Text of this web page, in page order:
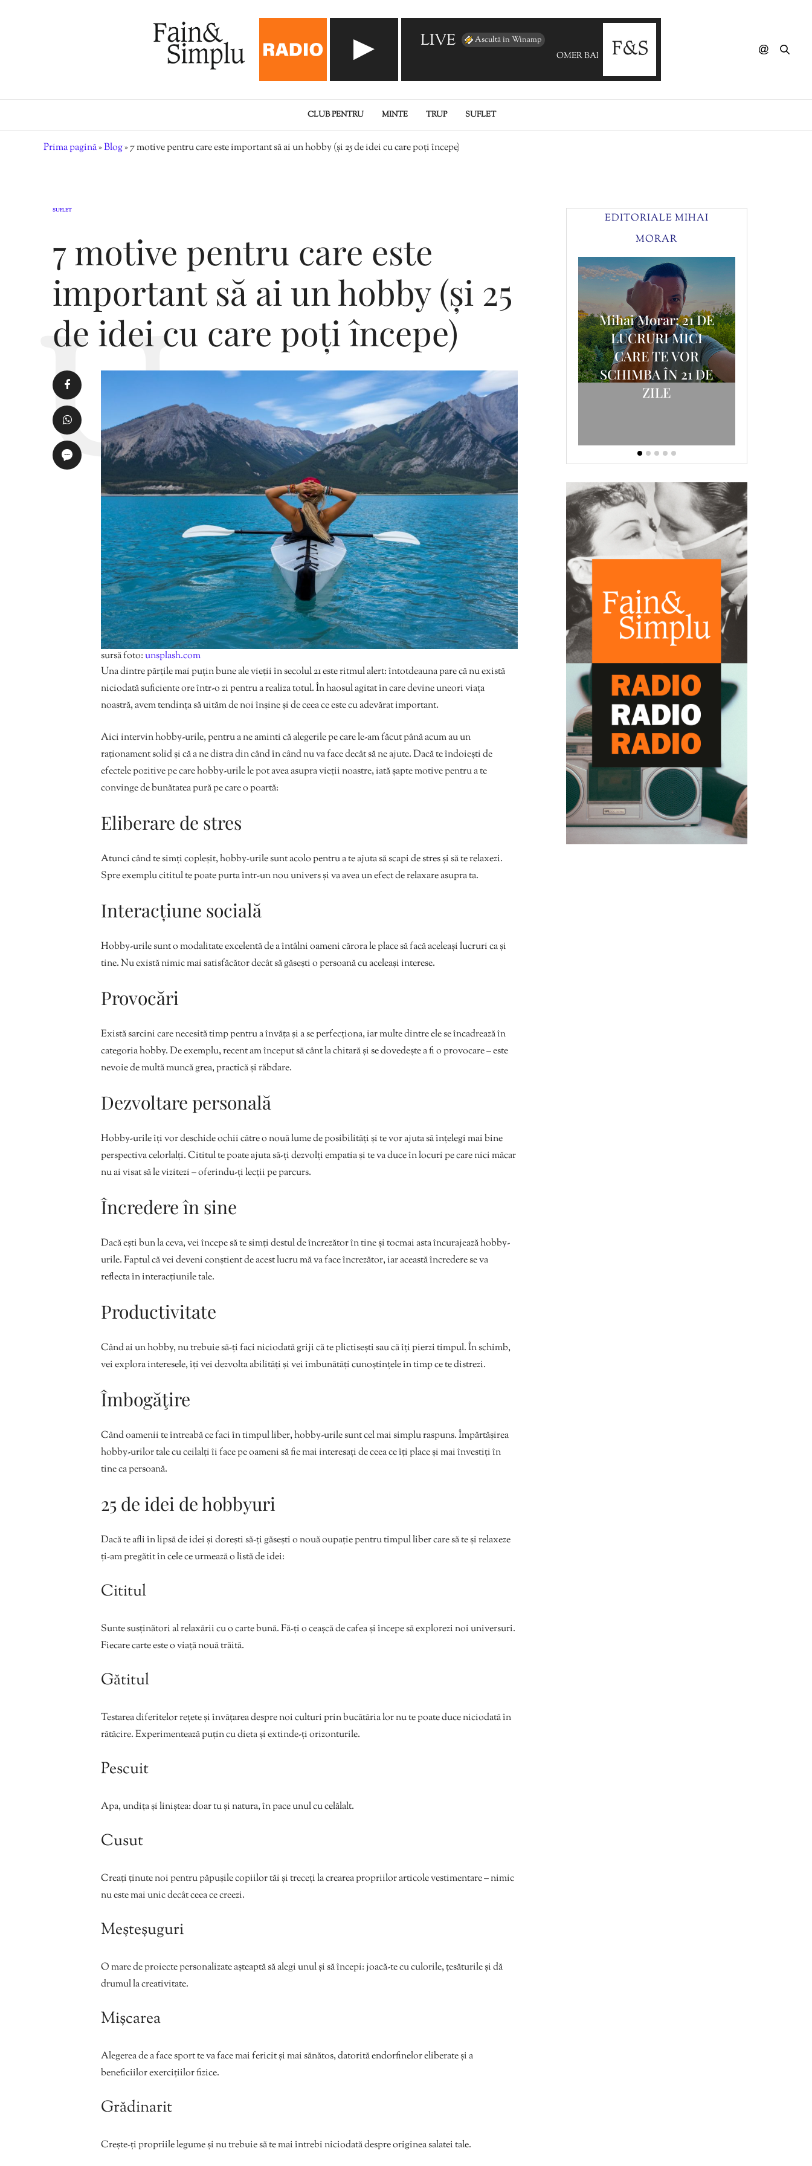
LIVE Ascultă în Winamp
OMER BALIK - Romantic Words
CLUB PENTRU MINTE TRUP SUFLET
Prima pagină»Blog»7 motive pentru care este important să ai un hobby (și 25 de idei cu care poți începe)
SUFLET
7 motive pentru care este
important să ai un hobby (și 25
de idei cu care poți începe)
sursă foto:unsplash.com
Una dintre părțile mai puțin bune ale vieții în secolul 21 este ritmul alert: întotdeauna pare că nu există
niciodată suficiente ore într-o zi pentru a realiza totul. În haosul agitat în care devine uneori viața
noastră, avem tendința să uităm de noi înșine și de ceea ce este cu adevărat important.
Aici intervin hobby-urile, pentru a ne aminti că alegerile pe care le-am făcut până acum au un
raționament solid și că a ne distra din când în când nu va face decât să ne ajute. Dacă te îndoiești de
efectele pozitive pe care hobby-urile le pot avea asupra vieții noastre, iată șapte motive pentru a te
convinge de bunătatea pură pe care o poartă:
Eliberare de stres
Atunci când te simți copleșit, hobby-urile sunt acolo pentru a te ajuta să scapi de stres și să te relaxezi.
Spre exemplu cititul te poate purta într-un nou univers și va avea un efect de relaxare asupra ta.
Interacțiune socială
Hobby-urile sunt o modalitate excelentă de a întâlni oameni cărora le place să facă aceleași lucruri ca și
tine. Nu există nimic mai satisfăcător decât să găsești o persoană cu aceleași interese.
Provocări
Există sarcini care necesită timp pentru a învăța și a se perfecționa, iar multe dintre ele se încadrează în
categoria hobby. De exemplu, recent am început să cânt la chitară și se dovedește a fi o provocare – este
nevoie de multă muncă grea, practică și răbdare.
Dezvoltare personală
Hobby-urile îți vor deschide ochii către o nouă lume de posibilități și te vor ajuta să înțelegi mai bine
perspectiva celorlalți. Cititul te poate ajuta să-ți dezvolți empatia și te va duce în locuri pe care nici măcar
nu ai visat să le vizitezi – oferindu-ți lecții pe parcurs.
Încredere în sine
Dacă ești bun la ceva, vei începe să te simți destul de încrezător în tine și tocmai asta încurajează hobby-
urile. Faptul că vei deveni conștient de acest lucru mă va face încrezător, iar această încredere se va
reflecta în interacțiunile tale.
Productivitate
Când ai un hobby, nu trebuie să-ți faci niciodată griji că te plictisești sau că îți pierzi timpul. În schimb,
vei explora interesele, îți vei dezvolta abilități și vei îmbunătăți cunoștințele în timp ce te distrezi.
Îmbogăţire
Când oamenii te întreabă ce faci în timpul liber, hobby-urile sunt cel mai simplu raspuns. Împărtășirea
hobby-urilor tale cu ceilalți îi face pe oameni să fie mai interesați de ceea ce îți place și mai învestiți în
tine ca persoană.
25 de idei de hobbyuri
Dacă te afli în lipsă de idei și dorești să-ți găsești o nouă oupație pentru timpul liber care să te și relaxeze
ți-am pregătit în cele ce urmează o listă de idei:
Cititul
Sunte susținători al relaxării cu o carte bună. Fă-ți o ceașcă de cafea și începe să explorezi noi universuri.
Fiecare carte este o viață nouă trăită.
Gătitul
Testarea diferitelor rețete și învățarea despre noi culturi prin bucătăria lor nu te poate duce niciodată în
rătăcire. Experimentează puțin cu dieta și extinde-ți orizonturile.
Pescuit
Apa, undița și liniștea: doar tu și natura, în pace unul cu celălalt.
Cusut
Creați ținute noi pentru păpușile copiilor tăi și treceți la crearea propriilor articole vestimentare – nimic
nu este mai unic decât ceea ce creezi.
Meşteşuguri
O mare de proiecte personalizate așteaptă să alegi unul și să începi: joacă-te cu culorile, țesăturile și dă
drumul la creativitate.
Mișcarea
Alegerea de a face sport te va face mai fericit și mai sănătos, datorită endorfinelor eliberate și a
beneficiilor exercițiilor fizice.
Grădinarit
Crește-ți propriile legume și nu trebuie să te mai întrebi niciodată despre originea salatei tale.
EDITORIALE MIHAI
MORAR
Editorial Mihai
Morar: CUM L-AM
FRUMOS
Mihai Morar: 21 DE
LUCRURI MICI
CARE TE VOR
SCHIMBA ÎN 21 DE
ZILE